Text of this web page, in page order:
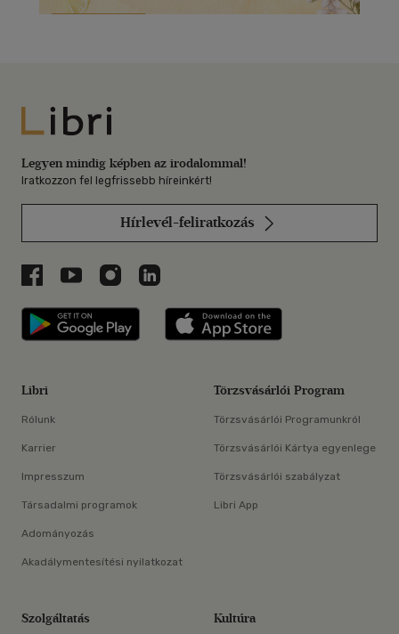
Libri
Legyen mindig képben az irodalommal!
Iratkozzon fel legfrissebb híreinkért!
Hírlevél-feliratkozás
Libri a Facebookon
Libri a Youtube-on
Libri az Instagramon
Libri a LinkedInen
Libri applikáció Szerezd meg: Google
Libri
Rólunk
Karrier
Impresszum
Társadalmi programok
Adományozás
Akadálymentesítési nyilatkozat
Törzsvásárlói Program
Törzsvásárlói Programunkról
Törzsvásárlói Kártya egyenlege
Törzsvásárlói szabályzat
Libri App
Szolgáltatás Kultúra